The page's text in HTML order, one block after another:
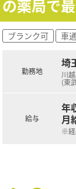
男性
男女
＼企
■日
■就
※埼
■研
■調
■残
の薬局で
ブランク可 車
勤務地
埼
川
(東
給与
年
月
※経